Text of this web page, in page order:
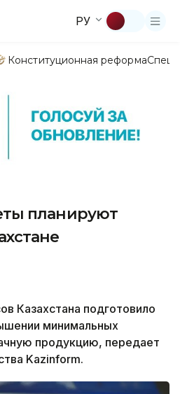
РУ
Конституционная реформа
планируют
Казахстана подготовило
минимальных
продукцию, передает
Kazinform.